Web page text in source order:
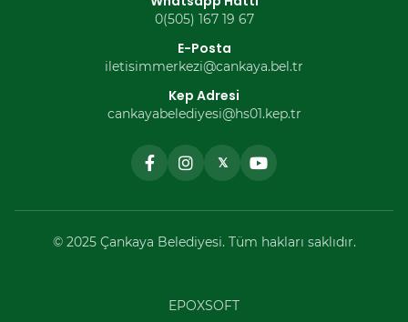
0(505) 167 19 67
E-Posta
iletisimmerkezi@cankaya.bel.tr
Kep Adresi
cankayabelediyesi@hs01.kep.tr
𝕏
© 2025 Çankaya Belediyesi. Tüm hakları saklıdır.
EPOXSOFT